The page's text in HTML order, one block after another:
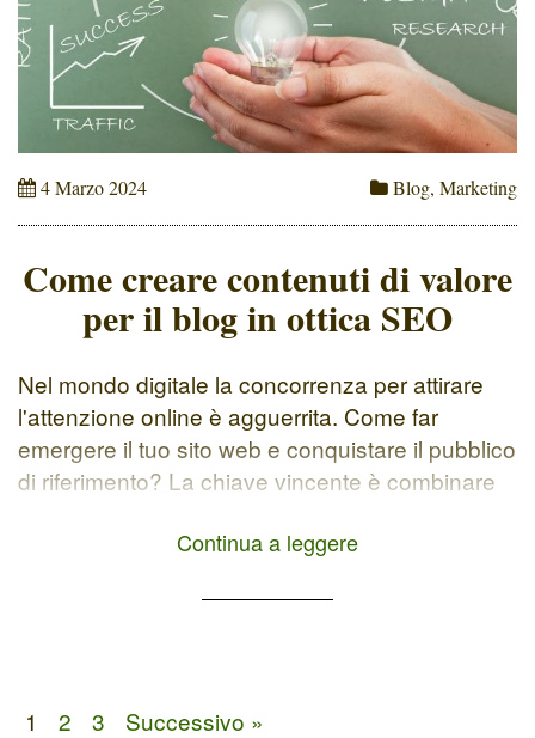
4 Marzo 2024 Blog, Marketing
Come creare contenuti di valore
per il blog in ottica SEO
Nel mondo digitale la concorrenza per attirare
l'attenzione online è agguerrita. Come far
emergere il tuo sito web e conquistare il pubblico
di riferimento? La chiave vincente è combinare
Ovvero una strategia di marketing basata sulla
(utili e interessanti per […]
Continua a leggere
1 2 3 Successivo »